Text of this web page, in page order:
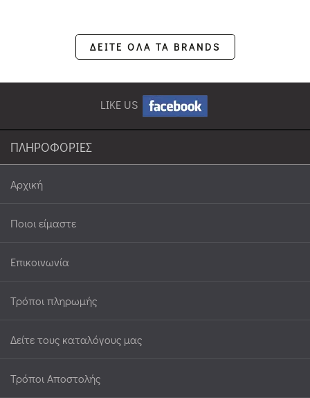
ΔΕΙΤΕ ΟΛΑ ΤΑ BRANDS
LIKE US
ΠΛΗΡΟΦΟΡΙΕΣ
Αρχική
Ποιοι είμαστε
Επικοινωνία
Τρόποι πληρωμής
Δείτε τους καταλόγους μας
Τρόποι Αποστολής